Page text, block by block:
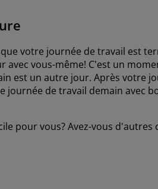
votre journée de travail est
avec vous-même! C'est un
est un autre jour. Après votre
journée de travail demain avec
pour vous? Avez-vous